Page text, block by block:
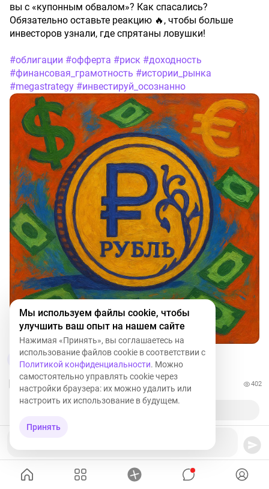
вы с «купонным обвалом»? Как спасались?
Обязательно оставьте реакцию 🔥, чтобы больше
инвесторов узнали, где спрятаны ловушки!
#облигации #офферта #риск #доходность
#финансовая_грамотность #истории_рынка
#megastrategy #инвестируй_осознанно
402
Мы используем файлы cookie, чтобы
улучшить ваш опыт на нашем сайте
Нажимая «Принять», вы соглашаетесь на
использование файлов cookie в соответствии с
Политикой конфиденциальности. Можно
самостоятельно управлять cookie через
настройки браузера: их можно удалить или
настроить их использование в будущем.
Принять